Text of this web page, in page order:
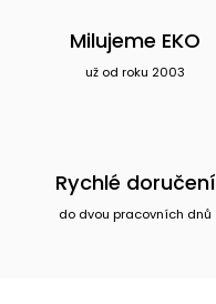
Milujeme EKO
už od roku 2003
Rychlé doručení
do dvou pracovních dnů